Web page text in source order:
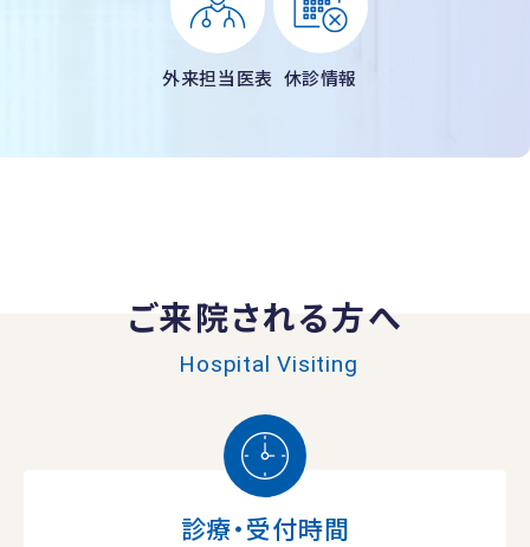
外来担当医表 休診情報
ご来院される方へ
Hospital Visiting
診療・受付時間